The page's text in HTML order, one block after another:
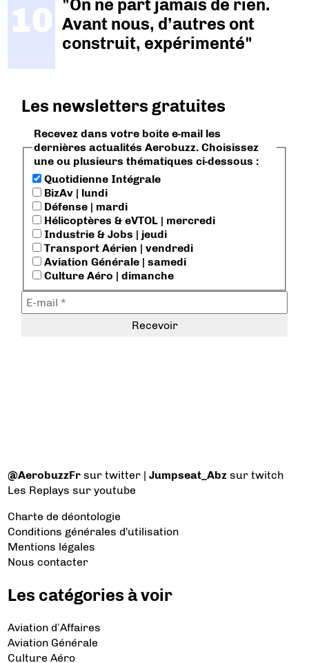
"On ne part jamais de rien.
Avant nous, d’autres ont
construit, expérimenté"
Les newsletters gratuites
Recevez dans votre boite e-mail les
dernières actualités Aerobuzz. Choisissez
une ou plusieurs thématiques ci-dessous :
Quotidienne Intégrale
BizAv | lundi
Défense | mardi
Hélicoptères & eVTOL | mercredi
Industrie & Jobs | jeudi
Transport Aérien | vendredi
Aviation Générale | samedi
Culture Aéro | dimanche
@AerobuzzFr sur twitter |Jumpseat_Abz sur twitch
Les Replays sur youtube
Charte de déontologie
Conditions générales d'utilisation
Mentions légales
Nous contacter
Les catégories à voir
Aviation d’Affaires
Aviation Générale
Culture Aéro